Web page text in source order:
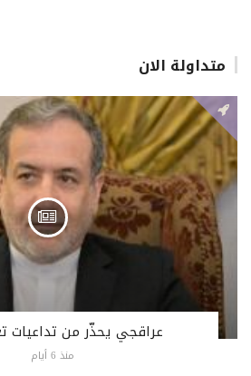
متداولة الان
عراقجي يحذّر من تداعيات
منذ 6 أيام